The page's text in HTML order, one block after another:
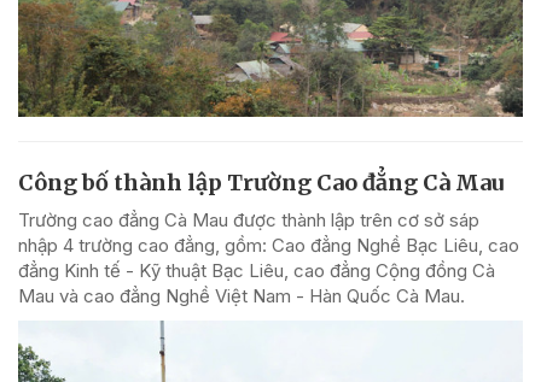
Công bố thành lập Trường Cao đẳng Cà Mau
Trường cao đẳng Cà Mau được thành lập trên cơ sở sáp
nhập 4 trường cao đẳng, gồm: Cao đẳng Nghề Bạc Liêu, cao
đẳng Kinh tế - Kỹ thuật Bạc Liêu, cao đẳng Cộng đồng Cà
Mau và cao đẳng Nghề Việt Nam - Hàn Quốc Cà Mau.